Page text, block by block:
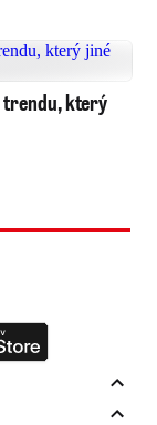
trendu, který